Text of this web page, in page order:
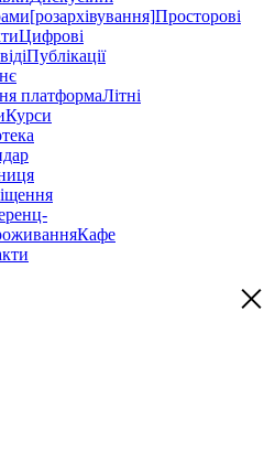
[розархівування]Просторові
Цифрові
Публікації
платформаЛітні
Курси
Кафе